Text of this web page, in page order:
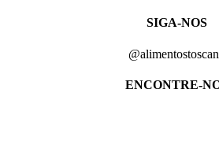
SIGA-NOS
ENCONTRE-